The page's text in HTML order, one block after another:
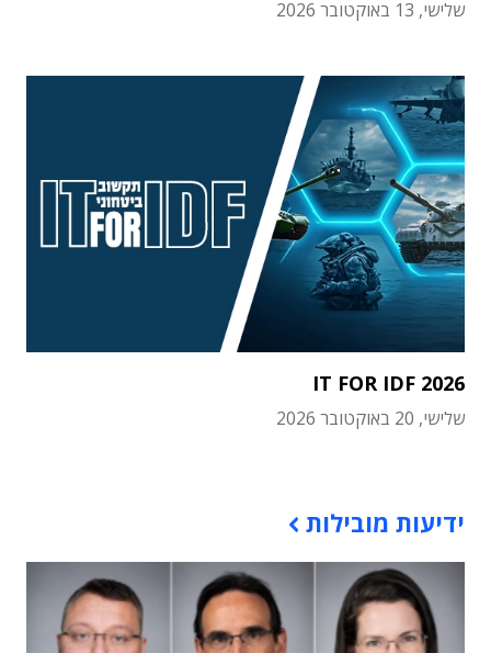
שלישי, 13 באוקטובר 2026
IT FOR IDF 2026
שלישי, 20 באוקטובר 2026
ידיעות מובילות